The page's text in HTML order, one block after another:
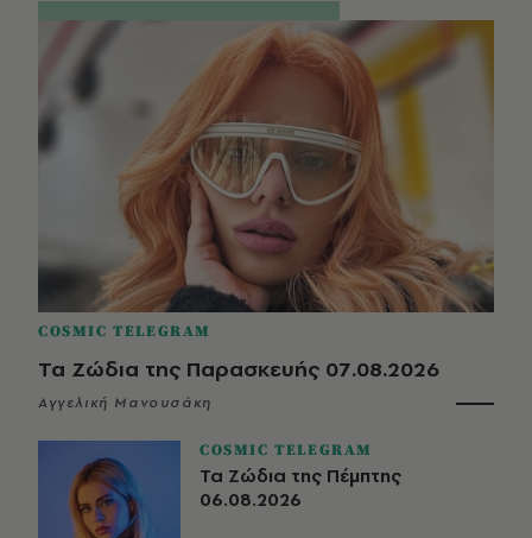
COSMIC TELEGRAM
Τα Ζώδια της Παρασκευής 07.08.2026
Αγγελική Μανουσάκη
COSMIC TELEGRAM
Τα Ζώδια της Πέμπτης
06.08.2026